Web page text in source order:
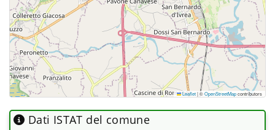
Leaflet|©OpenStreetMapcontributors
Dati ISTAT del comune